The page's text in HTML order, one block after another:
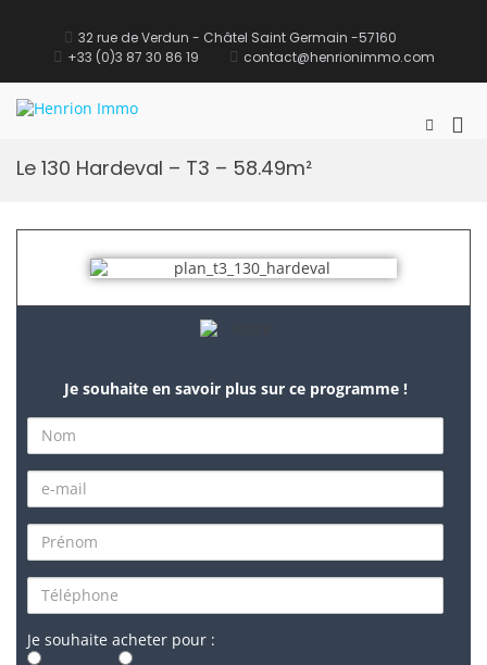
32 rue de Verdun - Châtel Saint Germain -57160
+33 (0)3 87 30 86 19
contact@henrionimmo.com
Le 130 Hardeval – T3 – 58.49m²
Je souhaite en savoir plus sur ce programme !
Je souhaite acheter pour :